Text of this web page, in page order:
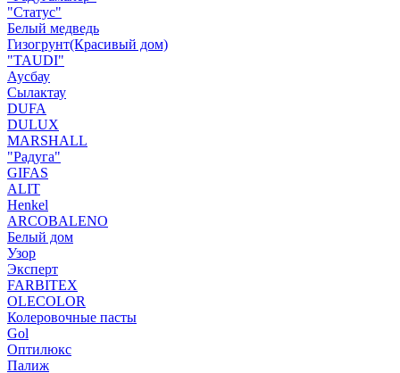
"Статус"
Белый медведь
Гизогрунт(Красивый дом)
"TAUDI"
Аусбау
Сылактау
DUFA
DULUX
MARSHALL
"Радуга"
GIFAS
ALIT
Henkel
ARCOBALENO
Белый дом
Узор
Эксперт
FARBITEX
OLECOLOR
Колеровочные пасты
Gol
Оптилюкс
Палиж